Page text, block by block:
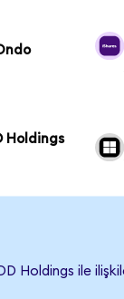
Holdings
Holdings ile